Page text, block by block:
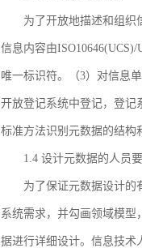
为了开放地描述和组织
信息内容由
唯一标识符。（3）对信息
开放登记系统中登记，登记
标准方法识别元数据的结构
1.4 设计元数据的人员
为了保证元数据设计的
系统需求，并勾画领域模型
据进行详细设计。信息技术